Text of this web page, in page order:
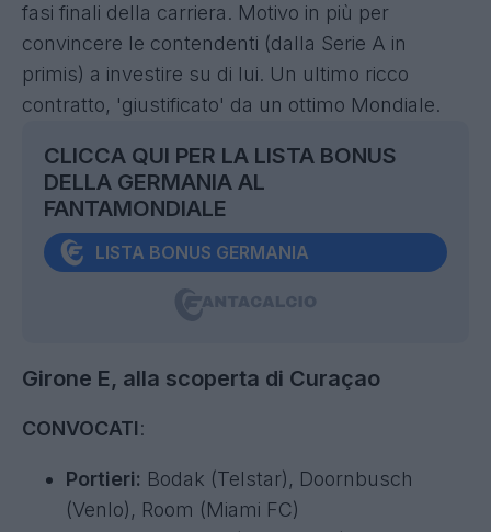
fasi finali della carriera. Motivo in più per
convincere le contendenti (dalla Serie A in
primis) a investire su di lui. Un ultimo ricco
contratto, 'giustificato' da un ottimo Mondiale.
CLICCA QUI PER LA LISTA BONUS
DELLA GERMANIA AL
FANTAMONDIALE
LISTA BONUS GERMANIA
Girone E, alla scoperta di Curaçao
CONVOCATI:
Portieri: Bodak (Telstar), Doornbusch
(Venlo), Room (Miami FC)